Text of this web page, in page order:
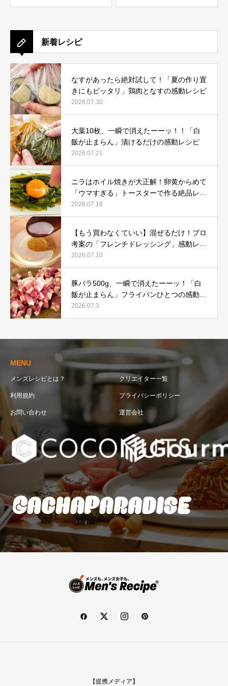
新着レシピ
なすがあったら絶対試して！「夏の作り置
きにもピッタリ」鶏肉となすの感動レシピ
2026.07.30
大葉10枚、一瞬で消えたーーッ！！「白
飯が止まらん」漬けるだけの感動レシピ
2026.07.21
ニラはホイル焼きが大正解！卵黄からめて
「ウマすぎる」トースターで作る絶品レシ
ピ
2026.07.16
【もう買わなくていい】混ぜるだけ！プロ
考案の「フレンチドレッシング」感動レシ
ピ
2026.07.10
豚バラ500g、一瞬で消えたーーッ！「白
飯が止まらん」フライパンひとつの感動レ
シピ
2026.07.3
MENU
メンズレシピとは？ クリエイター一覧
利用規約 プライバシーポリシー
お問い合わせ 運営会社
【提携メディア】